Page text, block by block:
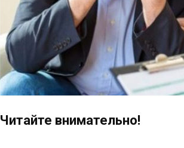
Читайте внимательно!